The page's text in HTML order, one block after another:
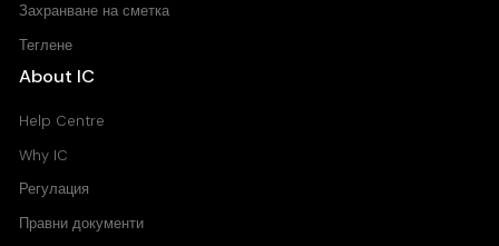
Захранване на сметка
Теглене
About IC
Help Centre
Why IC
Регулация
Правни документи